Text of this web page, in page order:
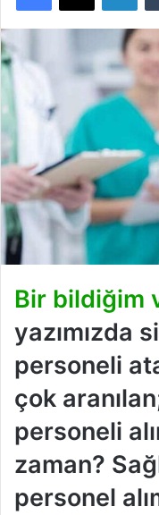
Bir bildiğim
yazımızda
personeli
çok
personeli
zaman?
personel